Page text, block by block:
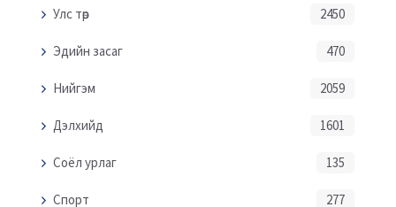
Улс төр 2450
Эдийн засаг 470
Нийгэм 2059
Дэлхийд 1601
Соёл урлаг 135
Спорт 277